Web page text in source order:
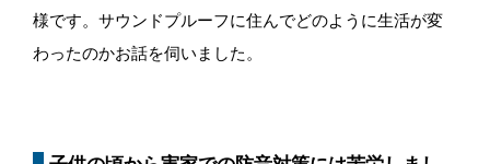
様です。サウンドプルーフに住んでどのように生活が変
わったのかお話を伺いました。